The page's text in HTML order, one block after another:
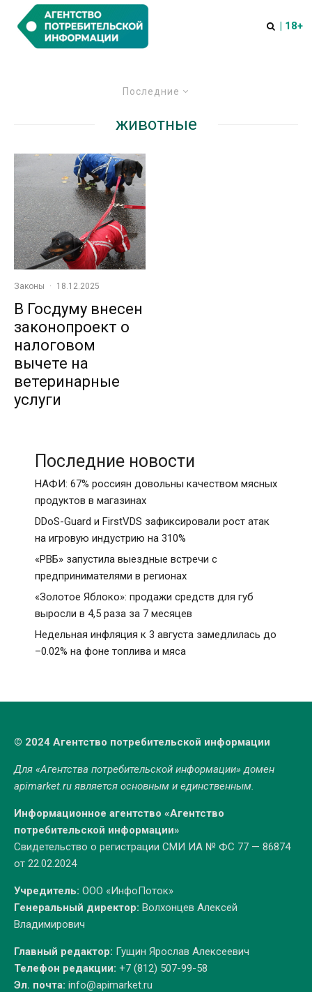
| 18+
Последние
животные
Законы · 18.12.2025
В Госдуму внесен
законопроект о
налоговом
вычете на
ветеринарные
услуги
Последние новости
НАФИ: 67% россиян довольны качеством мясных
продуктов в магазинах
DDoS-Guard и FirstVDS зафиксировали рост атак
на игровую индустрию на 310%
«РВБ» запустила выездные встречи с
предпринимателями в регионах
«Золотое Яблоко»: продажи средств для губ
выросли в 4,5 раза за 7 месяцев
Недельная инфляция к 3 августа замедлилась до
–0.02% на фоне топлива и мяса
© 2024 Агентство потребительской информации
Для «Агентства потребительской информации» домен
apimarket.ruявляется основным и единственным.
Информационное агентство «Агентство
потребительской информации»
Свидетельство о регистрации СМИ ИА № ФС 77 — 86874
от 22.02.2024
Учредитель: ООО «ИнфоПоток»
Генеральный директор: Волхонцев Алексей
Владимирович
Главный редактор: Гущин Ярослав Алексеевич
Телефон редакции: +7 (812) 507-99-58
Эл. почта: info@apimarket.ru